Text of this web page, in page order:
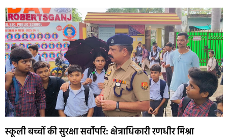
स्कूली बच्चों की सुरक्षा सर्वोपरि: क्षेत्राधिकारी रणधीर मिश्रा